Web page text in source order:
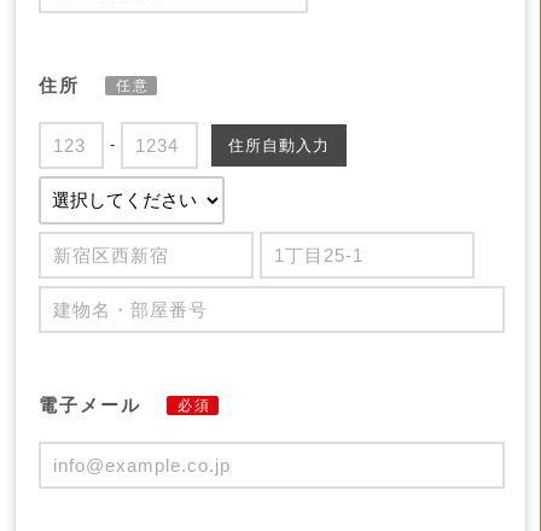
住所 任意
- 住所自動入力
電子メール 必須